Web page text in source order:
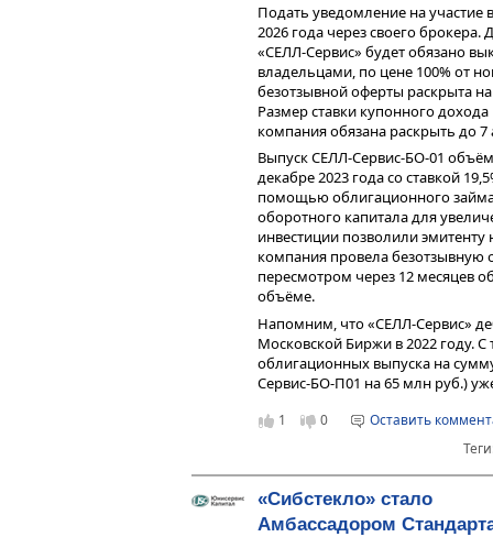
Подать уведомление на участие
2026 года через своего
«СЕЛЛ-Сервис» будет обязано
владельцами, по цене 100% от
безотзывной оферты раскрыта
Размер ставки купонного
компания обязана раскрыть до
Выпуск СЕЛЛ-Сервис-БО-01
декабре 2023 года со ставкой
помощью облигационного
оборотного капитала для
инвестиции позволили
компания провела безотзывную
пересмотром через 12 месяцев
объёме.
Напомним, что «СЕЛЛ-Сервис»
Московской Биржи в 2022 году.
облигационных выпуска на
Сервис-БО-П01 на 65 млн руб.)
1 0
Оставить
«Сибстекло» стало
Амбассадором